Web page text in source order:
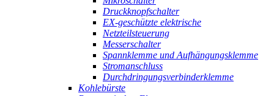
Druckknopfschalter
EX-geschützte elektrische
Netzteilsteuerung
Messerschalter
Spannklemme und Aufhängungsklemme
Stromanschluss
Durchdringungsverbinderklemme
Kohlebürste